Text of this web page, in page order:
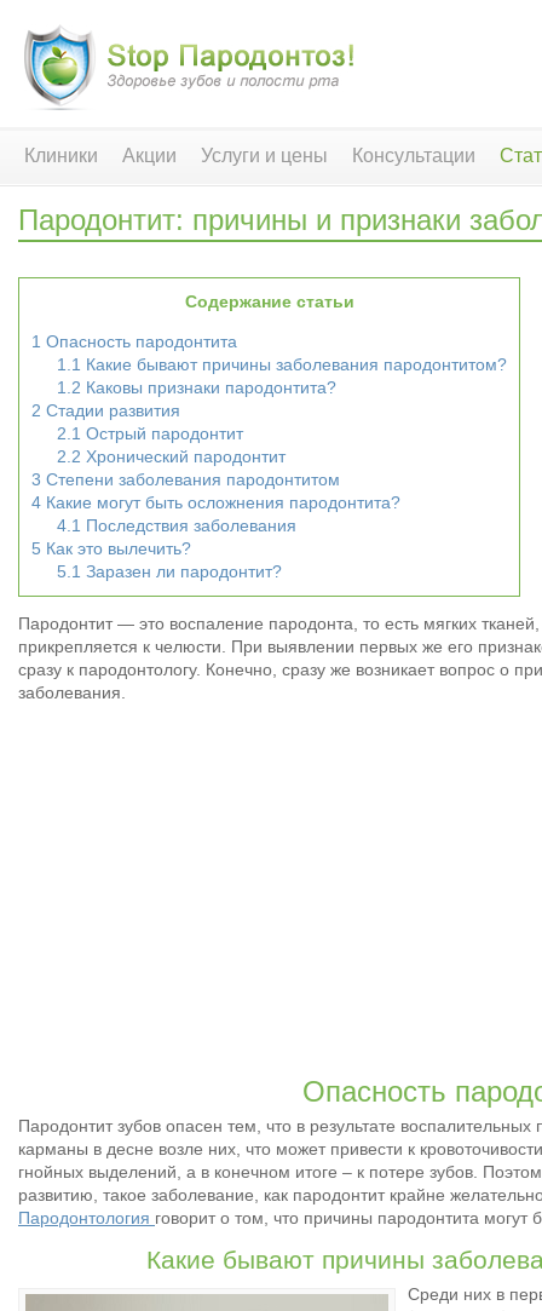
Клиники Акции Услуги и цены Консультации
Пародонтит: причины и признаки
Содержание статьи
1 Опасность пародонтита
1.1 Какие бывают причины заболевания пародонтитом?
1.2 Каковы признаки пародонтита?
2 Стадии развития
2.1 Острый пародонтит
2.2 Хронический пародонтит
3 Степени заболевания пародонтитом
4 Какие могут быть осложнения пародонтита?
4.1 Последствия заболевания
5 Как это вылечить?
5.1 Заразен ли пародонтит?
Пародонтит — это воспаление пародонта, то есть мягких
прикрепляется к челюсти. При выявлении первых же его
сразу к пародонтологу. Конечно, сразу же возникает вопрос о
заболевания.
Опасность
Пародонтит зубов опасен тем, что в результате
карманы в десне возле них, что может привести к
гнойных выделений, а в конечном итоге – к потере зубов.
развитию, такое заболевание, как пародонтит крайне
Пародонтология говорит о том, что причины пародонтита могут
Какие бывают причины
Среди них в